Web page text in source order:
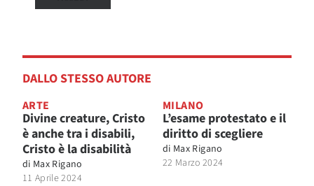
DALLO STESSO AUTORE
ARTE
Divine creature, Cristo
è anche tra i disabili,
Cristo è la disabilità
di Max Rigano
11 Aprile 2024
MILANO
L’esame protestato e il
diritto di scegliere
di Max Rigano
22 Marzo 2024